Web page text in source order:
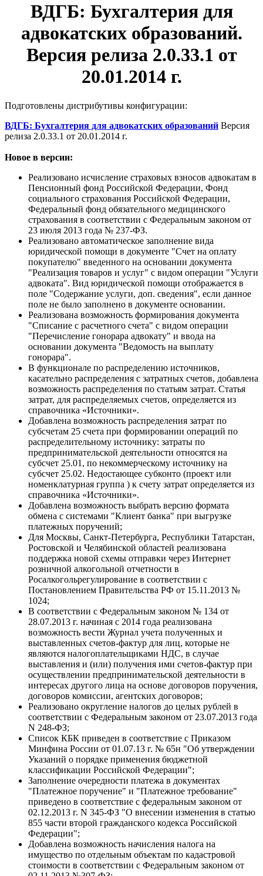
ВДГБ: Бухгалтерия для
адвокатских образований.
Версия релиза 2.0.33.1 от
20.01.2014 г.
Подготовлены дистрибутивы конфигурации:
ВДГБ: Бухгалтерия для адвокатских образований Версия
релиза 2.0.33.1 от 20.01.2014 г.
Новое в версии:
Реализовано исчисление страховых взносов адвокатам в
Пенсионный фонд Российской Федерации, Фонд
социального страхования Российской Федерации,
Федеральный фонд обязательного медицинского
страхования в соответствии с Федеральным законом от
23 июля 2013 года № 237-ФЗ.
Реализовано автоматическое заполнение вида
юридической помощи в документе "Счет на оплату
покупателю" введенного на основании документа
"Реализация товаров и услуг" с видом операции "Услуги
адвоката". Вид юридической помощи отображается в
поле "Содержание услуги, доп. сведения", если данное
поле не было заполнено в документе основании.
Реализована возможность формирования документа
"Списание с расчетного счета" с видом операции
"Перечисление гонорара адвокату" и ввода на
основании документа "Ведомость на выплату
гонорара".
В функционале по распределению источников,
касательно распределения с затратных счетов, добавлена
возможность распределения по статьям затрат. Статья
затрат, для распределяемых счетов, определяется из
справочника «Источники».
Добавлена возможность распределения затрат по
субсчетам 25 счета при формировании операций по
распределительному источнику: затраты по
предпринимательской деятельности относятся на
субсчет 25.01, по некоммерческому источнику на
субсчет 25.02. Недостающее субконто (проект или
номенклатурная группа ) к счету затрат определяется из
справочника «Источники».
Добавлена возможность выбрать версию формата
обмена с системами "Клиент банка" при выгрузке
платежных поручений;
Для Москвы, Санкт-Петербурга, Республики Татарстан,
Ростовской и Челябинской областей реализована
поддержка новой схемы отправки через Интернет
розничной алкогольной отчетности в
Росалкогольрегулирование в соответствии с
Постановлением Правительства РФ от 15.11.2013 №
1024;
В соответствии с Федеральным законом № 134 от
28.07.2013 г. начиная с 2014 года реализована
возможность вести Журнал учета полученных и
выставленных счетов-фактур для лиц, которые не
являются налогоплательщиками НДС, в случае
выставления и (или) получения ими счетов-фактур при
осуществлении предпринимательской деятельности в
интересах другого лица на основе договоров поручения,
договоров комиссии, агентских договоров;
Реализовано округление налогов до целых рублей в
соответствии с Федеральным законом от 23.07.2013 года
N 248-ФЗ;
Список КБК приведен в соответствие с Приказом
Минфина России от 01.07.13 г. № 65н "Об утверждении
Указаний о порядке применения бюджетной
классификации Российской Федерации";
Заполнение очередности платежа в документах
"Платежное поручение" и "Платежное требование"
приведено в соответствие с федеральным законом от
02.12.2013 г. N 345-ФЗ "О внесении изменения в статью
855 части второй гражданского кодекса Российской
Федерации";
Добавлена возможность начисления налога на
имущество по отдельным объектам по кадастровой
стоимости в соответствии с Федеральным законом от